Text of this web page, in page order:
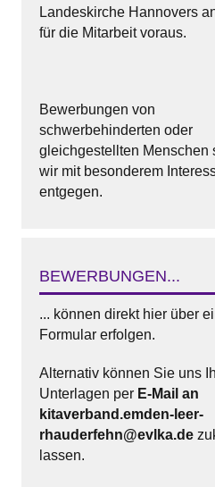
Landeskirche Hannovers
für die Mitarbeit voraus.
Bewerbungen von
schwerbehinderten oder
gleichgestellten Menschen
wir mit besonderem
entgegen.
BEWERBUNGEN...
... können direkt hier über
Formular erfolgen.
Alternativ können Sie uns
Unterlagen per E-Mail an
kitaverband.emden-leer-
rhauderfehn@evlka.de
lassen.